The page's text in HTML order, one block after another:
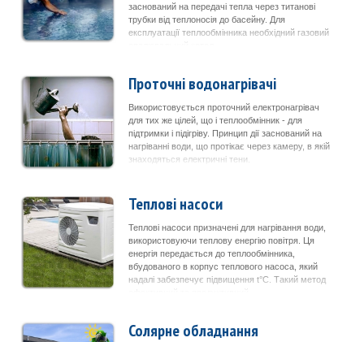
заснований на передачі тепла через титанові
трубки від теплоносія до басейну. Для
експлуатації теплообмінника необхідний газовий
Проточні водонагрівачі
Використовується проточний електронагрівач
для тих же цілей, що і теплообмінник - для
підтримки і підігріву. Принцип дії заснований на
нагріванні води, що протікає через камеру, в якій
знаходяться електричні тени.
Теплові насоси
Теплові насоси призначені для нагрівання води,
використовуючи теплову енергію повітря. Ця
енергія передається до теплообмінника,
вбудованого в корпус теплового насоса, який
надалі забезпечує підвищення t°C. Такий метод
Солярне обладнання